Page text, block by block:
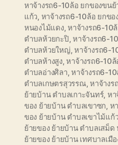
หาจ้างรถ6-10ล้อ ยกของขน
แก้ว, หาจ้างรถ6-10ล้อ ยกข
หนองไม้แดง,หาจ้างรถ6-10
ตำบลห้วยกะปิ,หาจ้างรถ6-
ตำบลห้วยใหญ่,หาจ้างรถ6-
ตำบลห้างสูง,หาจ้างรถ6-10
ตำบลอ่างศิลา,หาจ้างรถ6-
ตำบลเกษตรสุวรรณ,หาจ้างร
ย้ายบ้าน ตำบลเกาะจันทร์, หา
ของ ย้ายบ้าน ตำบลเขาซก, ห
ของ ย้ายบ้าน ตำบลเขาไม้แก้
ย้ายของ ย้ายบ้าน ตำบลเสม็
ย้ายของ ย้ายบ้าน เทศบาลเมื